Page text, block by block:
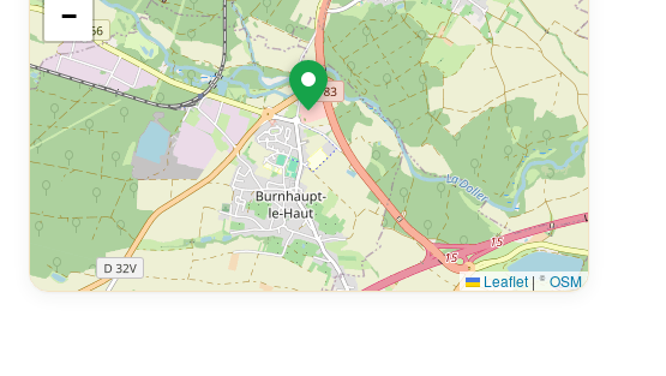
−
Leaflet| ©OSM